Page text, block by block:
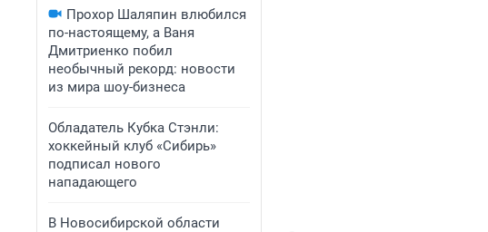
Прохор Шаляпин влюбился
по-настоящему, а Ваня
Дмитриенко побил
необычный рекорд: новости
из мира шоу-бизнеса
Обладатель Кубка Стэнли:
хоккейный клуб «Сибирь»
подписал нового
нападающего
В Новосибирской области